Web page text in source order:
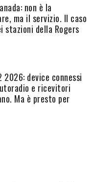
non è la
ma il servizio. Il caso
stazioni della Rogers
2026: device connessi
e ricevitori
Ma è presto per